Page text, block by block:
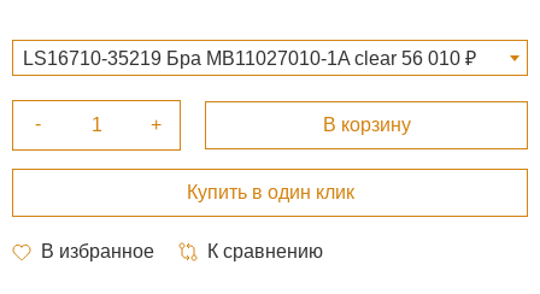
LS16710-35219 Бра MB11027010-1A clear 56 010 ₽